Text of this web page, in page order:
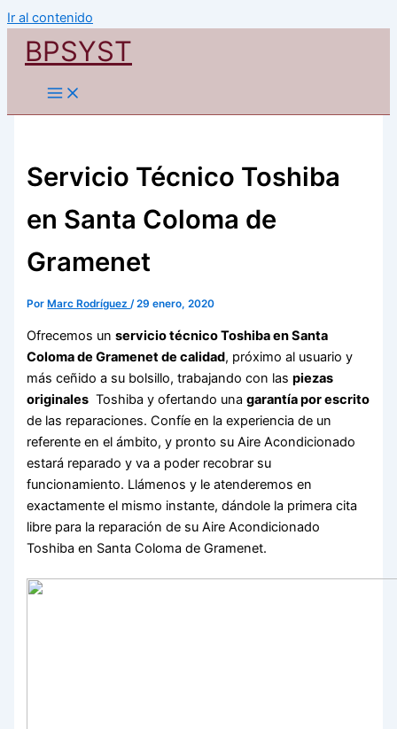
Ir al contenido
BPSYST
Servicio Técnico Toshiba
en Santa Coloma de
Gramenet
Por Marc Rodríguez/29 enero, 2020
Ofrecemos unservicio técnico Toshiba en Santa
Coloma de Gramenet de calidad, próximo al usuario y
más ceñido a su bolsillo, trabajando con laspiezas
originales Toshiba y ofertando unagarantía por escrito
de las reparaciones. Confíe en la experiencia de un
referente en el ámbito, y pronto su Aire Acondicionado
estará reparado y va a poder recobrar su
funcionamiento. Llámenos y le atenderemos en
exactamente el mismo instante, dándole la primera cita
libre para la reparación de su Aire Acondicionado
Toshiba en Santa Coloma de Gramenet.